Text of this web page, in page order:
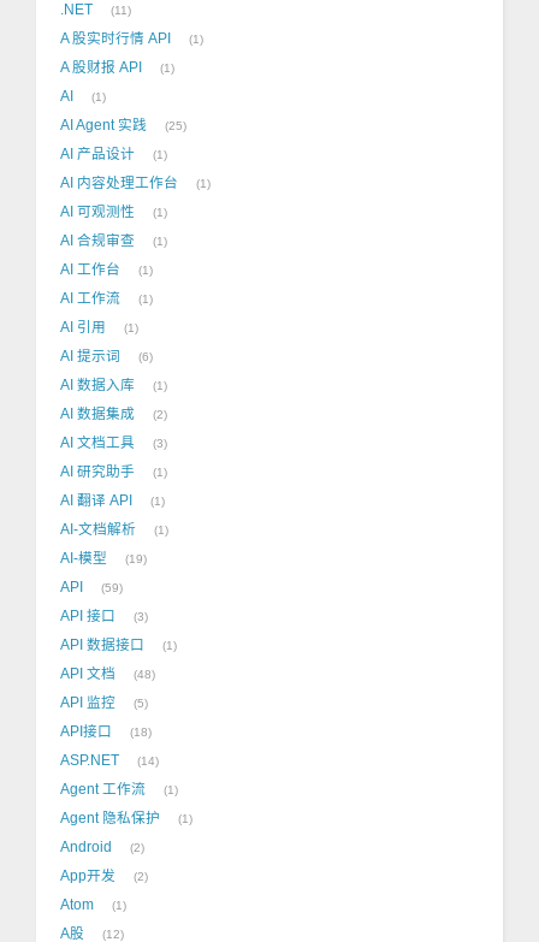
.NET 11
A 股实时行情 API 1
A 股财报 API 1
AI 1
AI Agent 实践 25
AI 产品设计 1
AI 内容处理工作台 1
AI 可观测性 1
AI 合规审查 1
AI 工作台 1
AI 工作流 1
AI 引用 1
AI 提示词 6
AI 数据入库 1
AI 数据集成 2
AI 文档工具 3
AI 研究助手 1
AI 翻译 API 1
AI-文档解析 1
AI-模型 19
API 59
API 接口 3
API 数据接口 1
API 文档 48
API 监控 5
API接口 18
ASP.NET 14
Agent 工作流 1
Agent 隐私保护 1
Android 2
App开发 2
Atom 1
A股 12